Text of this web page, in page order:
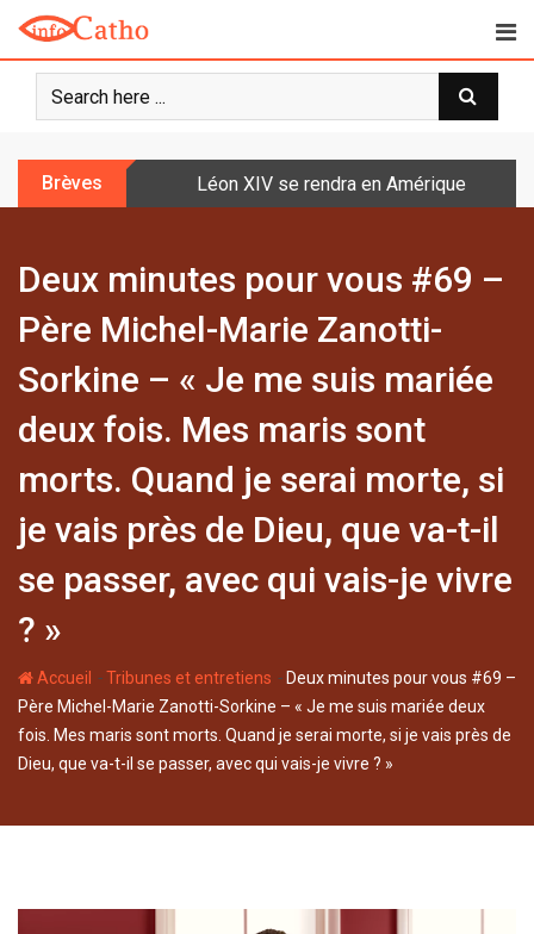
o
Brèves Léon XIV se rendra en Amérique latine à
Deux minutes pour vous #69 –
Père Michel-Marie Zanotti-
Sorkine – « Je me suis mariée
deux fois. Mes maris sont
morts. Quand je serai morte, si
je vais près de Dieu, que va-t-il
se passer, avec qui vais-je vivre
? »
Accueil -Tribunes et entretiens - Deux minutes pour vous #69 –
Père Michel-Marie Zanotti-Sorkine – « Je me suis mariée deux
fois. Mes maris sont morts. Quand je serai morte, si je vais près de
Dieu, que va-t-il se passer, avec qui vais-je vivre ? »